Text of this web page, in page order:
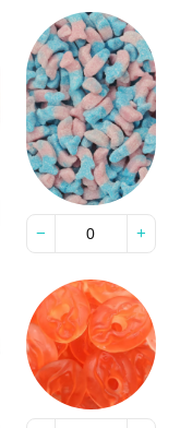
−
+
− +